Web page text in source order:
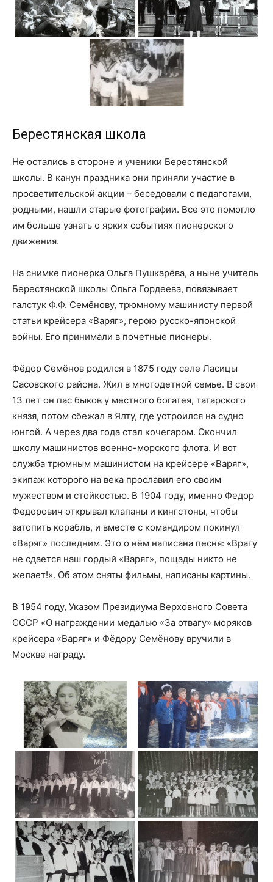
Берестянская школа
Не остались в стороне и ученики Берестянской
школы. В канун праздника они приняли участие в
просветительской акции – беседовали с педагогами,
родными, нашли старые фотографии. Все это помогло
им больше узнать о ярких событиях пионерского
движения.
На снимке пионерка Ольга Пушкарёва, а ныне учитель
Берестянской школы Ольга Гордеева, повязывает
галстук Ф.Ф. Семёнову, трюмному машинисту первой
статьи крейсера «Варяг», герою русско-японской
войны. Его принимали в почетные пионеры.
Фёдор Семёнов родился в 1875 году селе Ласицы
Сасовского района. Жил в многодетной семье. В свои
13 лет он пас быков у местного богатея, татарского
князя, потом сбежал в Ялту, где устроился на судно
юнгой. А через два года стал кочегаром. Окончил
школу машинистов военно-морского флота. И вот
служба трюмным машинистом на крейсере «Варяг»,
экипаж которого на века прославил его своим
мужеством и стойкостью. В 1904 году, именно Федор
Федорович открывал клапаны и кингстоны, чтобы
затопить корабль, и вместе с командиром покинул
«Варяг» последним. Это о нём написана песня: «Врагу
не сдается наш гордый «Варяг», пощады никто не
желает!». Об этом сняты фильмы, написаны картины.
В 1954 году, Указом Президиума Верховного Совета
СССР «О награждении медалью «За отвагу» моряков
крейсера «Варяг» и Фёдору Семёнову вручили в
Москве награду.